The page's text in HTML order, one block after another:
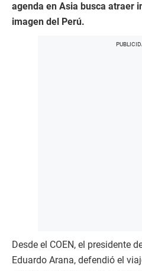
agenda en Asia busca atraer
imagen del Perú.
Desde el COEN, el presidente
Eduardo Arana, defendió el